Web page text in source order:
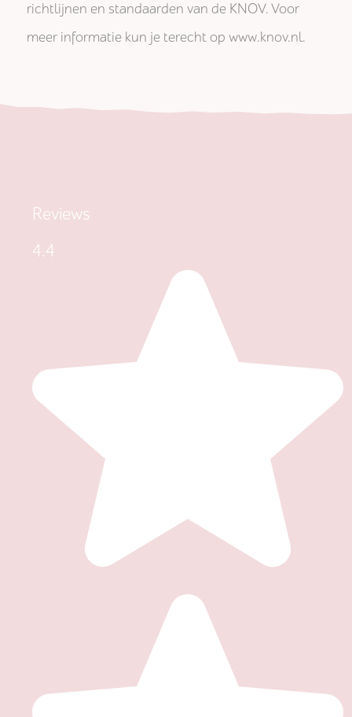
richtlijnen en standaarden van de KNOV. Voor
meer informatie kun je terecht op www.knov.nl.
Reviews
4.4